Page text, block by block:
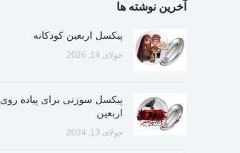
آخرین نوشته ها
پیکسل اربعین کودکانه
جولای 14, 2026
پیکسل سوزنی برای پیاده روی
اربعین
جولای 13, 2024